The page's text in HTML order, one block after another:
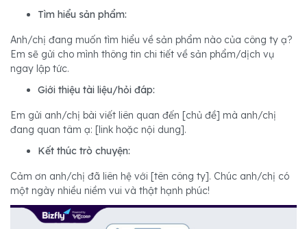
Tìm hiểu sản phẩm:
Anh/chị đang muốn tìm hiểu về sản phẩm nào của công ty ạ?
Em sẽ gửi cho mình thông tin chi tiết về sản phẩm/dịch vụ
ngay lập tức.
Giới thiệu tài liệu/hỏi đáp:
Em gửi anh/chị bài viết liên quan đến [chủ đề] mà anh/chị
đang quan tâm ạ: [link hoặc nội dung].
Kết thúc trò chuyện:
Cảm ơn anh/chị đã liên hệ với [tên công ty]. Chúc anh/chị có
một ngày nhiều niềm vui và thật hạnh phúc!